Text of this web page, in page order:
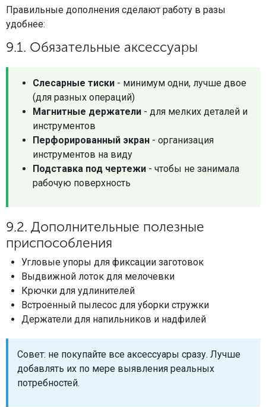
Правильные дополнения сделают работу в разы
удобнее:
9.1. Обязательные аксессуары
Слесарные тиски - минимум одни, лучше двое
(для разных операций)
Магнитные держатели - для мелких деталей и
инструментов
Перфорированный экран - организация
инструментов на виду
Подставка под чертежи - чтобы не занимала
рабочую поверхность
9.2. Дополнительные полезные
приспособления
Угловые упоры для фиксации заготовок
Выдвижной лоток для мелочевки
Крючки для удлинителей
Встроенный пылесос для уборки стружки
Держатели для напильников и надфилей
Совет: не покупайте все аксессуары сразу. Лучше
добавлять их по мере выявления реальных
потребностей.